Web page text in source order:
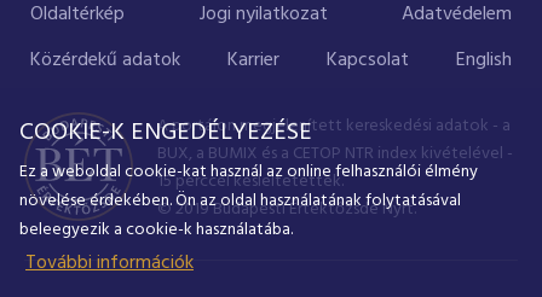
Oldaltérkép Jogi nyilatkozat
Adatvédelem
Közérdekű adatok
Karrier Kapcsolat English
A portálon megjelenített kereskedési adatok - a
BUX, a BUMIX és a CETOP NTR index kivételével -
15 perccel késleltetettek.
© 2019 Budapesti Értéktőzsde Nyrt.
COOKIE-K ENGEDÉLYEZÉSE
Ez a weboldal cookie-kat használ az online felhasználói élmény
növelése érdekében. Ön az oldal használatának folytatásával
beleegyezik a cookie-k használatába.
További információk